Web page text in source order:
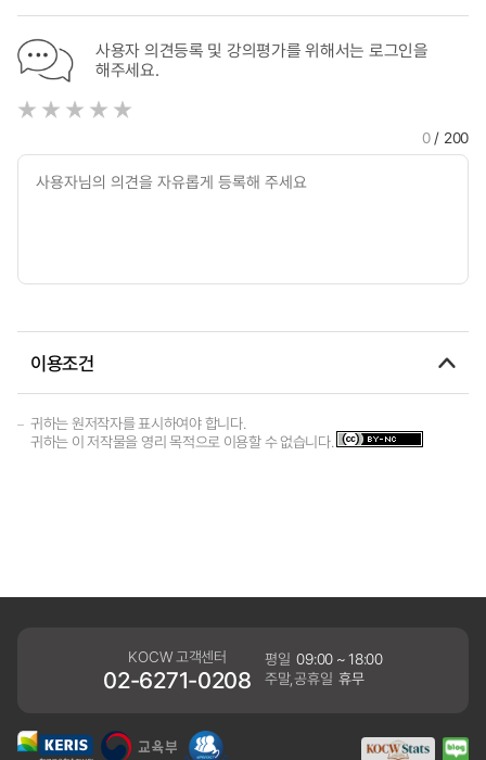
사용자 의견등록 및 강의평가를 위해서는 로그인을
해주세요.
0/ 200
이용조건
귀하는 원저작자를 표시하여야 합니다.
귀하는 이 저작물을 영리 목적으로 이용할 수 없습니다.
KOCW 고객센터
02-6271-0208
평일 09:00 ~ 18:00
주말,공휴일 휴무